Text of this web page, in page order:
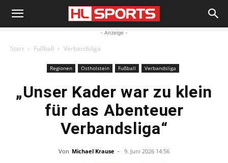
- Anzeige -
Start Fußball Verbandsliga
Regionen Ostholstein Fußball Verbandsliga
„Unser Kader war zu klein
für das Abenteuer
Verbandsliga“
Von Michael Krause - 9. Juni 2026 14:56